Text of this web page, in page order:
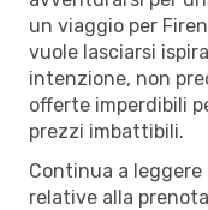
un viaggio per
vuole lasciarsi
intenzione, non
offerte imperdibili
prezzi imbattibili.
Continua a
relative alla